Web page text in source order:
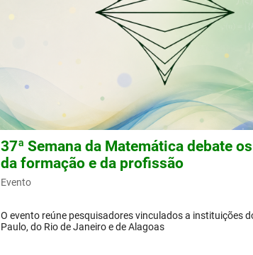
37ª Semana da Matemática debate
da formação e da profissão
Evento
O evento reúne pesquisadores vinculados a instituições
Paulo, do Rio de Janeiro e de Alagoas